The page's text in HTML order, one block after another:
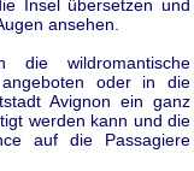
Insel übersetzen und
ansehen.
die wildromantische
oder in die
Avignon ein ganz
werden kann und die
auf die Passagiere